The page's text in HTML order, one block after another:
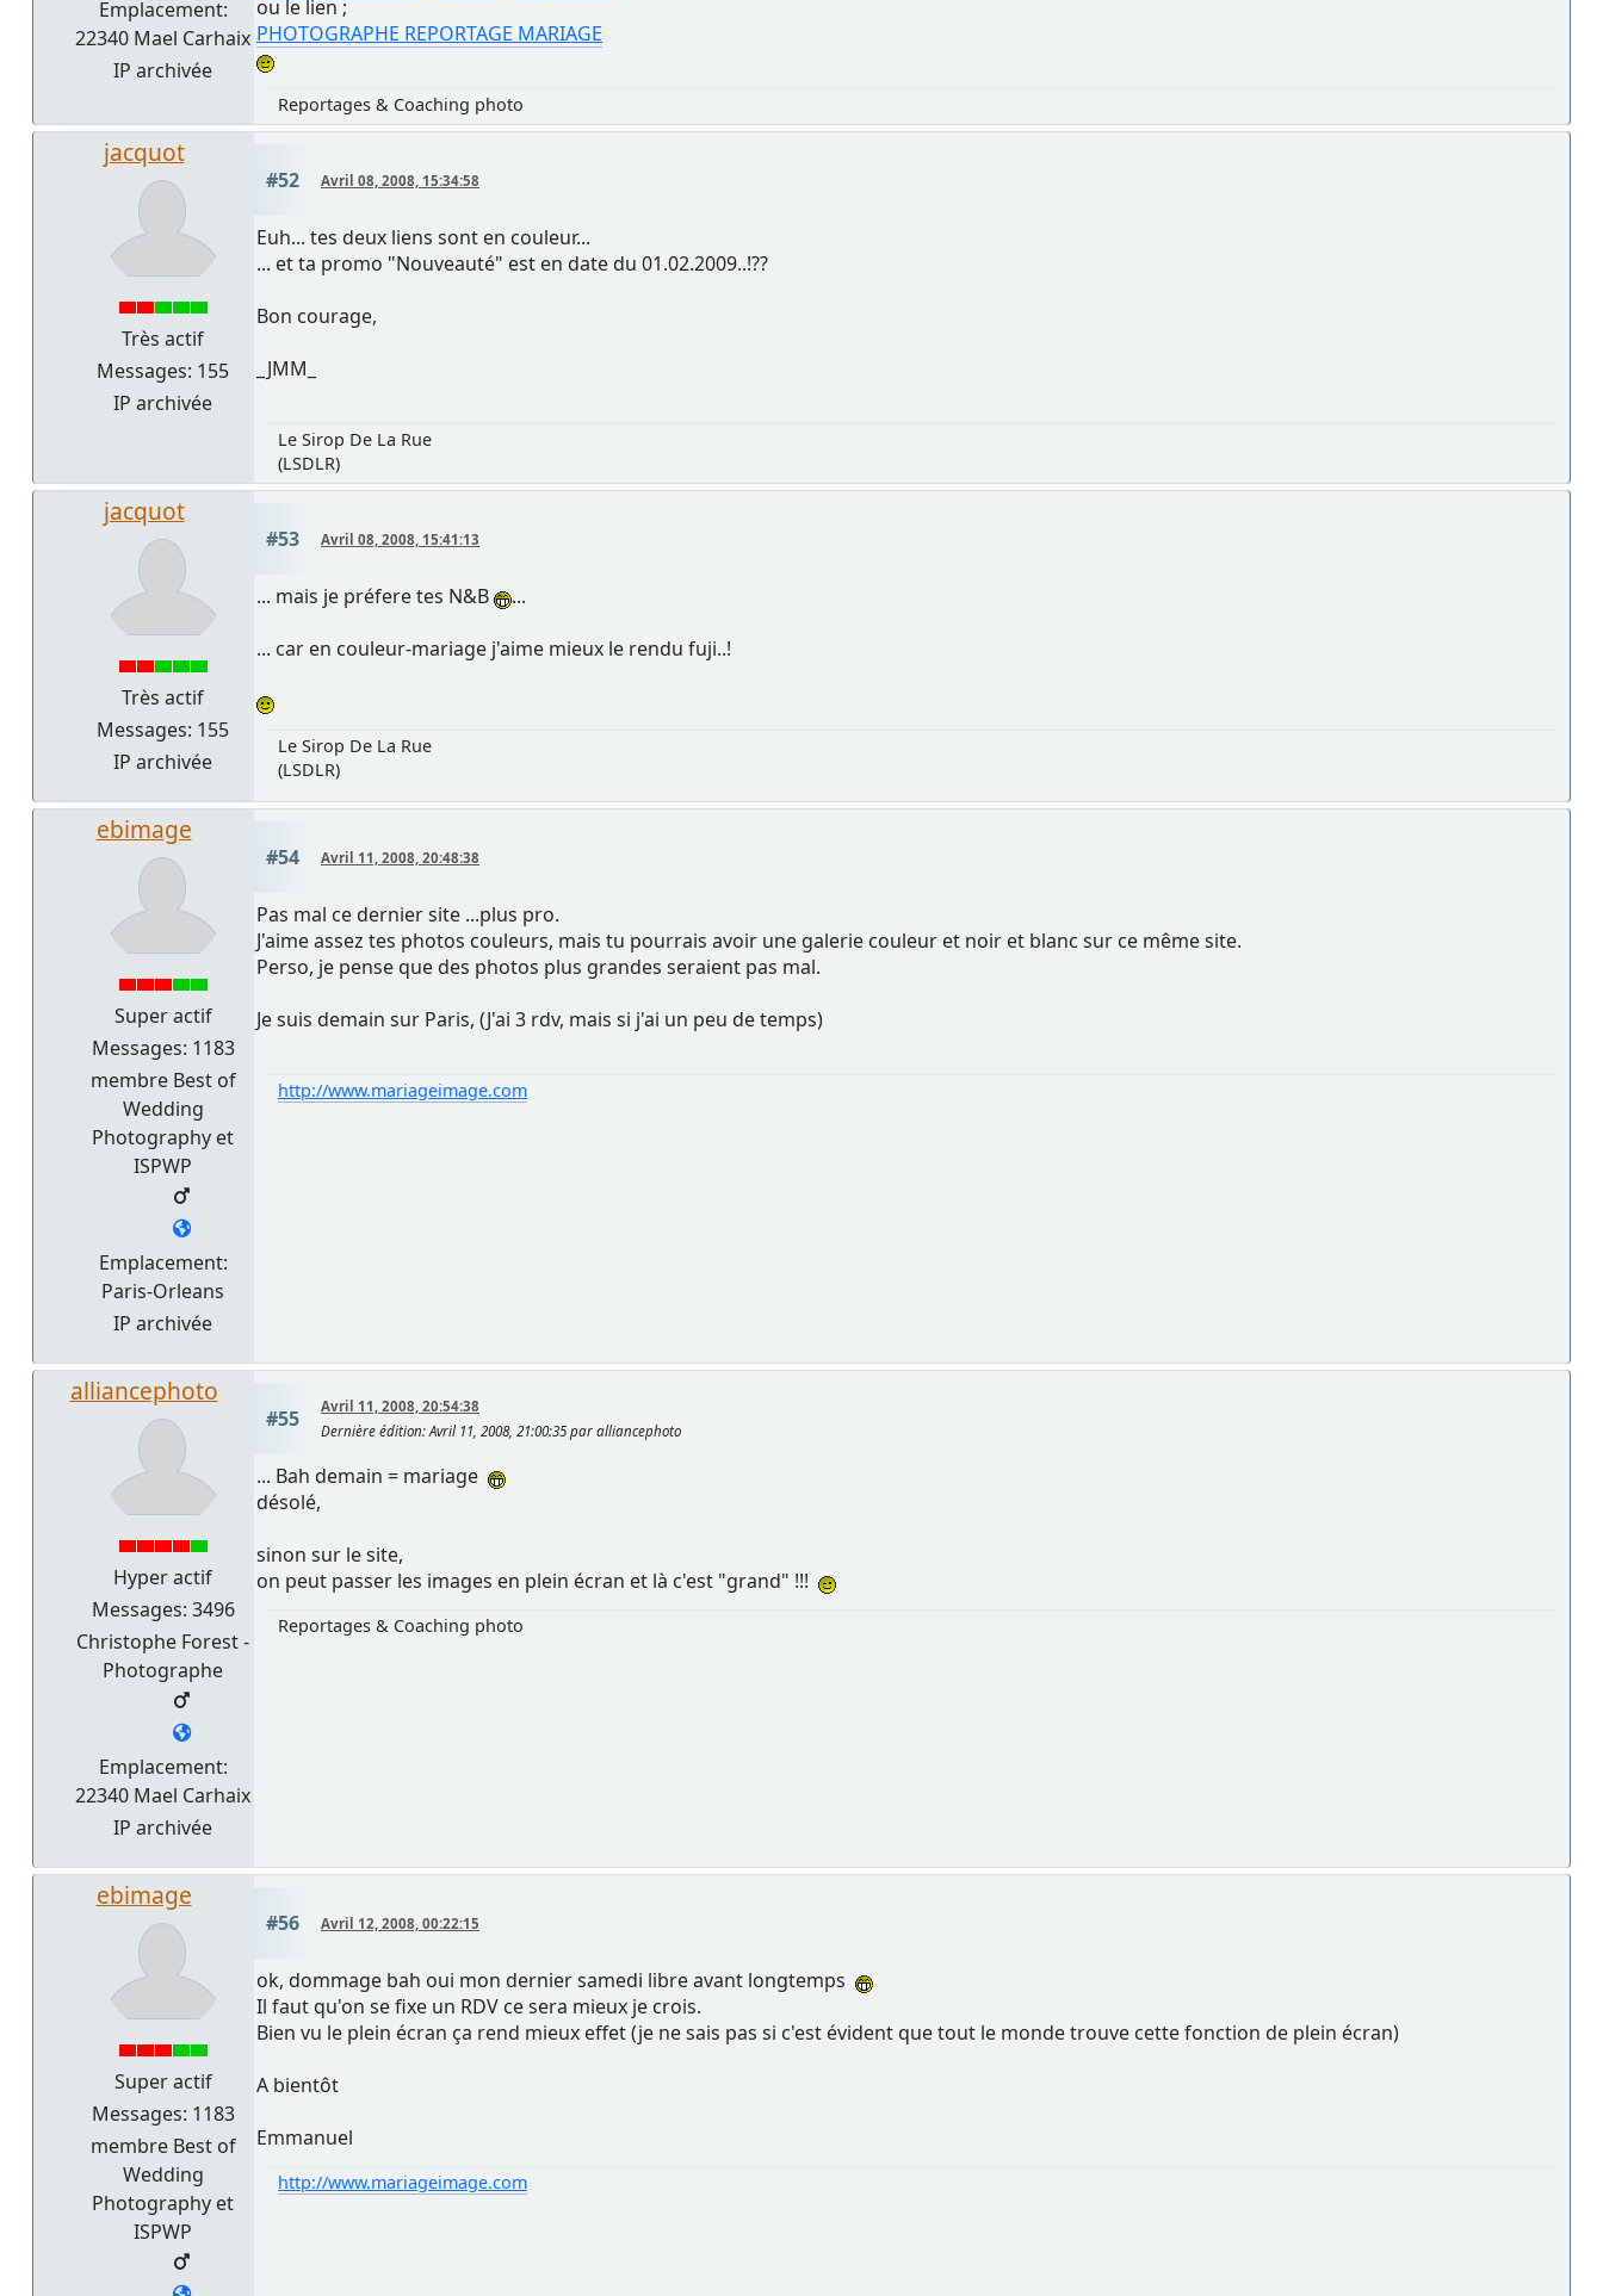
Emplacement:
22340 Mael Carhaix
IP archivée
ou le lien ;
PHOTOGRAPHE REPORTAGE MARIAGE
Reportages & Coaching photo
jacquot
Très actif
Messages: 155
IP archivée
#52 Avril 08, 2008, 15:34:58
Euh... tes deux liens sont en couleur...
... et ta promo "Nouveauté" est en date du 01.02.2009..!??
Bon courage,
_JMM_
Le Sirop De La Rue
(LSDLR)
jacquot
Très actif
Messages: 155
IP archivée
#53 Avril 08, 2008, 15:41:13
... mais je préfere tes N&B
...
... car en couleur-mariage j'aime mieux le rendu fuji..!
Le Sirop De La Rue
(LSDLR)
ebimage
Super actif
Messages: 1183
membre Best of
Wedding
Photography et
ISPWP
Emplacement:
Paris-Orleans
IP archivée
#54 Avril 11, 2008, 20:48:38
Pas mal ce dernier site ...plus pro.
J'aime assez tes photos couleurs, mais tu pourrais avoir une galerie couleur et noir et blanc sur ce même site.
Perso, je pense que des photos plus grandes seraient pas mal.
Je suis demain sur Paris, (J'ai 3 rdv, mais si j'ai un peu de temps)
http://www.mariageimage.com
alliancephoto
Hyper actif
Messages: 3496
Christophe Forest -
Photographe
Emplacement:
22340 Mael Carhaix
IP archivée
#55
Avril 11, 2008, 20:54:38
Dernière édition: Avril 11, 2008, 21:00:35 par alliancephoto
... Bah demain = mariage
désolé,
sinon sur le site,
on peut passer les images en plein écran et là c'est "grand" !!!
Reportages & Coaching photo
ebimage
Super actif
Messages: 1183
membre Best of
Wedding
Photography et
ISPWP
#56 Avril 12, 2008, 00:22:15
ok, dommage bah oui mon dernier samedi libre avant longtemps
Il faut qu'on se fixe un RDV ce sera mieux je crois.
Bien vu le plein écran ça rend mieux effet (je ne sais pas si c'est évident que tout le monde trouve cette fonction de plein écran)
A bientôt
Emmanuel
http://www.mariageimage.com